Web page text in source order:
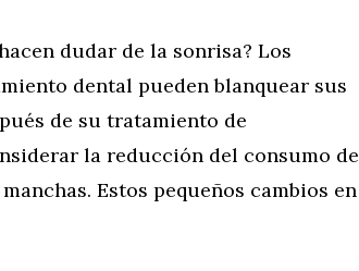
dudar de la sonrisa? Los
dental pueden blanquear sus
de su tratamiento de
la reducción del consumo de
Estos pequeños cambios en